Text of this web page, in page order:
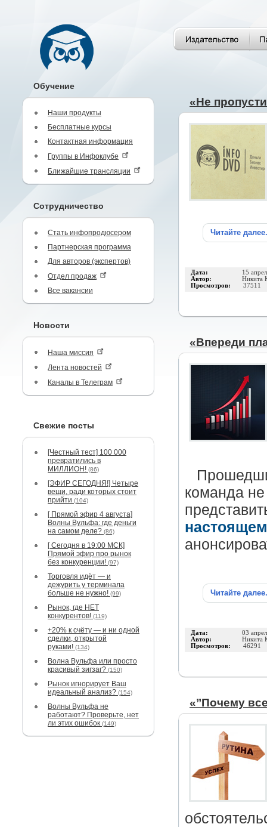
Обучение
Наши продукты
Бесплатные курсы
Контактная информация
Группы в Инфоклубе
Ближайшие трансляции
Сотрудничество
Стать инфопродюсером
Партнерская программа
Для авторов (экспертов)
Отдел продаж
Все вакансии
Новости
Наша миссия
Лента новостей
Каналы в Телеграм
Свежие посты
[Честный тест] 100 000
превратились в
МИЛЛИОН! (86)
[ЭФИР СЕГОДНЯ!] Четыре
вещи, ради которых стоит
прийти (104)
[ Прямой эфир 4 августа]
Волны Вульфа: где деньги
на самом деле? (86)
[ Сегодня в 19:00 МСК]
Прямой эфир про рынок
без конкуренции! (97)
Торговля идёт — и
дежурить у терминала
больше не нужно! (99)
Рынок, где НЕТ
конкурентов! (119)
+20% к счёту — и ни одной
сделки, открытой
руками! (134)
Волна Вульфа или просто
красивый зигзаг? (150)
Рынок игнорирует Ваш
идеальный анализ? (154)
Волны Вульфа не
работают? Проверьте, нет
ли этих ошибок (149)
«Не
Читайте
Дата: 15
Автор: Никита
Просмотров: 37511
«Впереди
команда
Читайте
Дата: 03
Автор: Никита
Просмотров: 46291
«’’Почему